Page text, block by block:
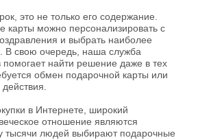
это не только его содержание.
карты можно персонализировать с
и выбрать наиболее
В свою очередь, наша служба
помогает найти решение даже в тех
обмен подарочной карты или
в Интернете, широкий
отношение являются
тысячи людей выбирают подарочные